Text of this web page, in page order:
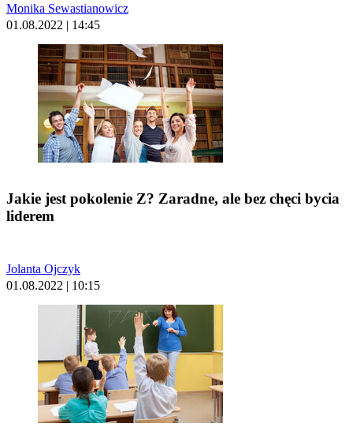
Monika Sewastianowicz
01.08.2022 | 14:45
Jakie jest pokolenie Z? Zaradne, ale bez chęci bycia
liderem
Jolanta Ojczyk
01.08.2022 | 10:15